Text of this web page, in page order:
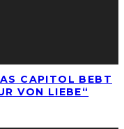
CAPITOL BEBT
VON LIEBE“